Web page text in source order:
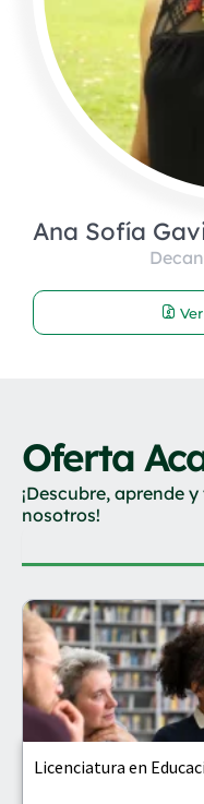
Ana Sofía
Oferta
¡Descubre, aprende
nosotros!
Licenciatura en